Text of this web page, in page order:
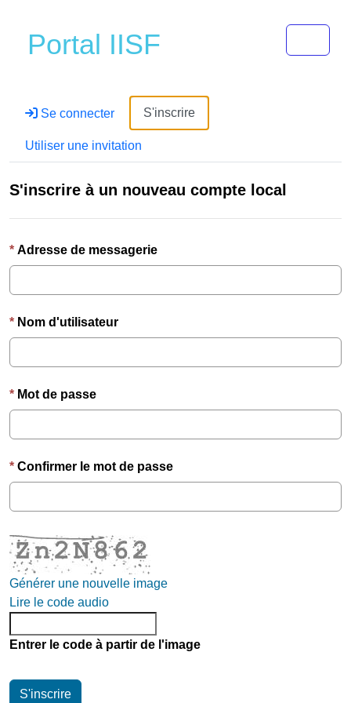
Portal IISF
Se connecter S'inscrire
Utiliser une invitation
S'inscrire à un nouveau compte local
Adresse de messagerie
Nom d'utilisateur
Mot de passe
Confirmer le mot de passe
Générer une nouvelle image
Lire le code audio
Entrer le code à partir de l'image